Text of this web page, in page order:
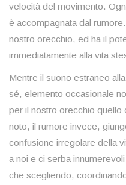
velocità del movimento.
è accompagnata dal
nostro orecchio, ed ha il
immediatamente alla vita
Mentre il suono estraneo
sé, elemento occasionale
per il nostro orecchio quello
noto, il rumore invece,
confusione irregolare della
a noi e ci serba
che scegliendo,